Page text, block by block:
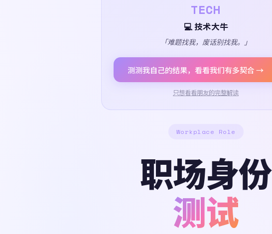
TECH
💻 技术大牛
「难题找我，废话别找我。」
测测我自己的结果，看看我们有多契合 →
只想看看朋友的完整解读
Workplace Role
职场身份
测试